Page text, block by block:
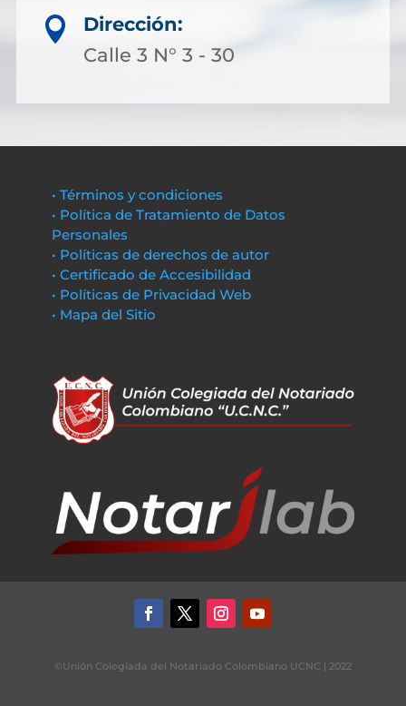

Dirección:
Calle 3 N° 3 - 30
• Términos y condiciones
• Política de Tratamiento de Datos
Personales
• Políticas de derechos de autor
• Certificado de Accesibilidad
• Políticas de Privacidad Web
• Mapa del Sitio
©Unión Colegiada del Notariado Colombiano UCNC | 2022